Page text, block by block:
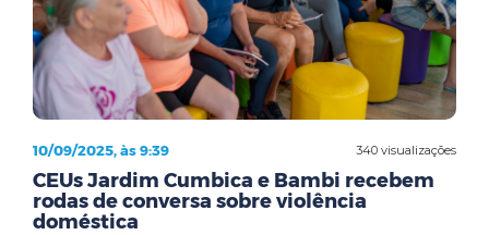
340 visualizações
10/09/2025, às 9:39
CEUs Jardim Cumbica e Bambi recebem
rodas de conversa sobre violência
doméstica